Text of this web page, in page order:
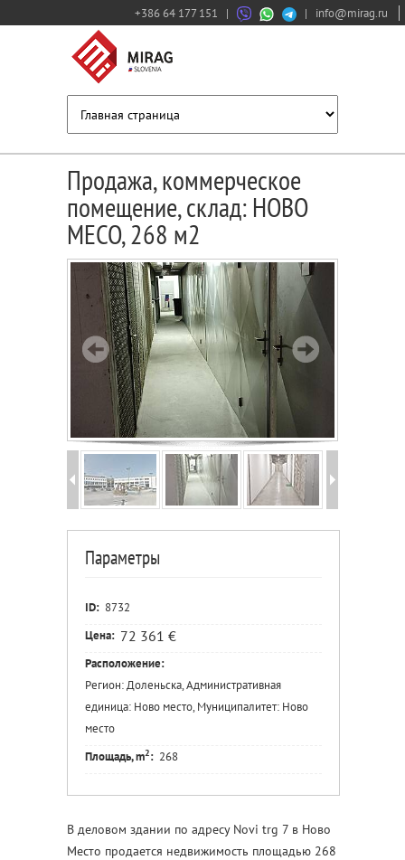
+386 64 177 151 | | info@mirag.ru
Продажа, коммерческое
помещение, склад: НОВО
МЕСО, 268 м2
Параметры
ID: 8732
Цена: 72 361 €
Расположение:
Регион: Доленьска, Административная
единица: Ново место, Муниципалитет: Ново
место
Площадь, m2: 268
В деловом здании по адресу Novi trg 7 в Ново
Место продается недвижимость площадью 268